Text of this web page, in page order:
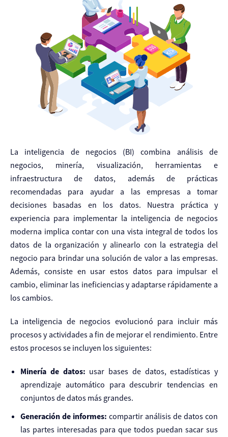
La inteligencia de negocios (BI) combina análisis de
negocios, minería, visualización, herramientas e
infraestructura de datos, además de prácticas
recomendadas para ayudar a las empresas a tomar
decisiones basadas en los datos. Nuestra práctica y
experiencia para implementar la inteligencia de negocios
moderna implica contar con una vista integral de todos los
datos de la organización y alinearlo con la estrategia del
negocio para brindar una solución de valor a las empresas.
Además, consiste en usar estos datos para impulsar el
cambio, eliminar las ineficiencias y adaptarse rápidamente a
los cambios.
La inteligencia de negocios evolucionó para incluir más
procesos y actividades a fin de mejorar el rendimiento. Entre
estos procesos se incluyen los siguientes:
Minería de datos: usar bases de datos, estadísticas y
aprendizaje automático para descubrir tendencias en
conjuntos de datos más grandes.
Generación de informes: compartir análisis de datos con
las partes interesadas para que todos puedan sacar sus